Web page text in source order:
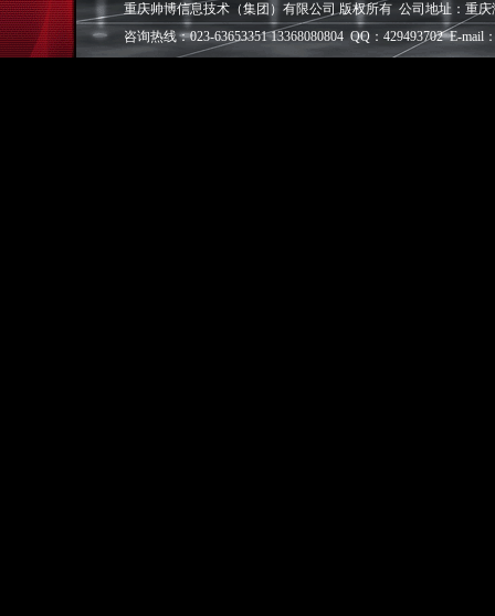
◎帅博——网络营销
◎ 帅博——专业的团队
重庆帅博信息技术（集团）有限公司 版权所有 公司地址：重
咨询热线：023-63653351 13368080804 QQ：429493702 E-mail